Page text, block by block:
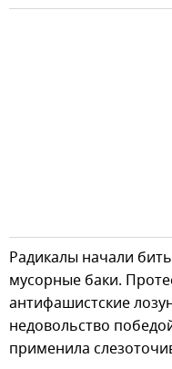
Радикалы начали
мусорные баки.
антифашистские
недовольство
применила